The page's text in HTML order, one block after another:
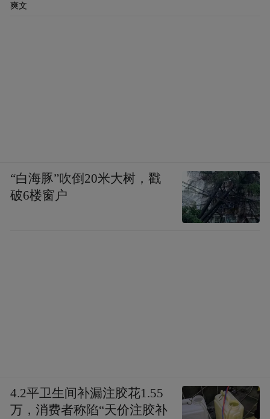
爽文
“白海豚”吹倒20米大树，戳
破6楼窗户
4.2平卫生间补漏注胶花1.55
万，消费者称陷“天价注胶补